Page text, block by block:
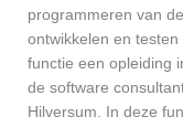
programmeren van
ontwikkelen en
functie een opleiding
de software
Hilversum. In deze